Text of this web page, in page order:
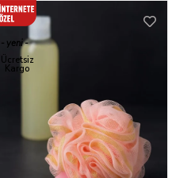
yeni
ürün
Ücretsiz
Kargo